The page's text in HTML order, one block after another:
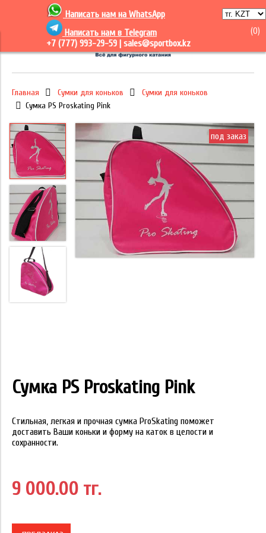
Написать нам на WhatsApp
Написать нам в Telegram
+7 (777) 993-29-59 | sales@sportbox.kz
(0)
Главная Сумки для коньков
Сумки для коньков
Сумка PS Proskating Pink
под заказ
Сумка PS Proskating Pink
Стильная, легкая и прочная сумка ProSkating поможет
доставить Ваши коньки и форму на каток в целости и
сохранности.
9 000.00 тг.